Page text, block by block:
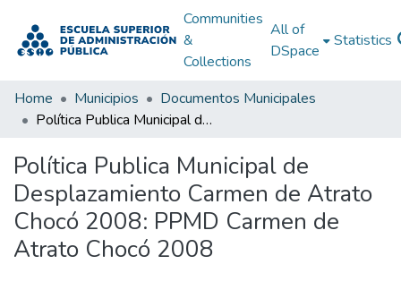
Communities
&
Collections
All of
DSpace
Statistics
Home Municipios
Documentos Municipales
Política Publica Municipal de Desplazamiento Carmen de Atrato Chocó 2008: PPMD Carmen de Atrato Chocó 2008
Política Publica Municipal de
Desplazamiento Carmen de Atrato
Chocó 2008: PPMD Carmen de
Atrato Chocó 2008